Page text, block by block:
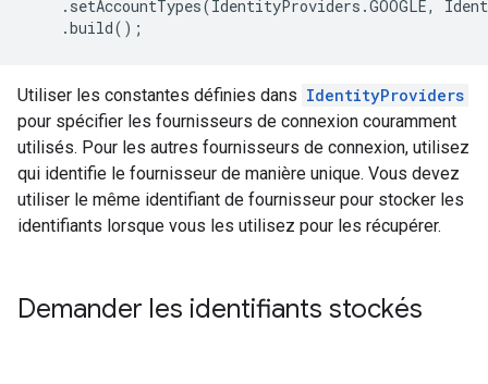
.setAccountTypes(IdentityProviders.GOOGLE,
Utiliser les constantes définies dans IdentityProviders
pour spécifier les fournisseurs de connexion couramment
utilisés. Pour les autres fournisseurs de connexion, utilisez
qui identifie le fournisseur de manière unique. Vous devez
utiliser le même identifiant de fournisseur pour stocker les
identifiants lorsque vous les utilisez pour les récupérer.
Demander les identifiants stockés